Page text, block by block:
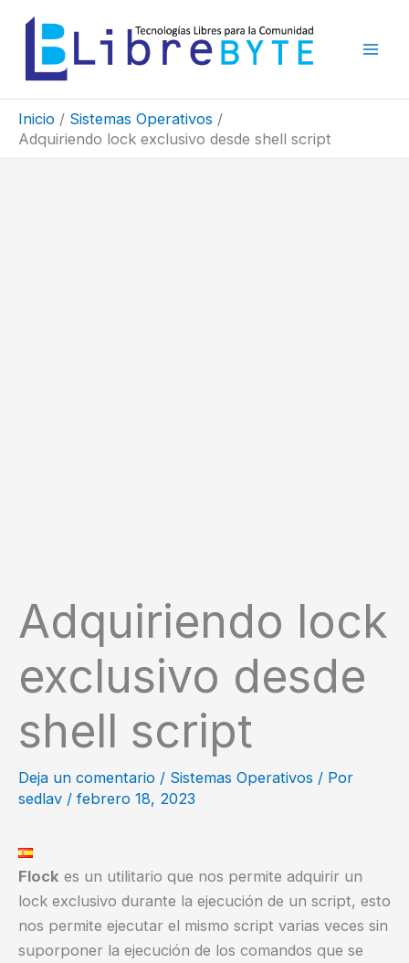
contenido
Inicio
Sistemas Operativos
Adquiriendo lock exclusivo desde shell script
Adquiriendo lock
exclusivo desde
shell script
Deja un comentario / Sistemas Operativos / Por
sedlav / febrero 18, 2023
Flock es un utilitario que nos permite adquirir un
lock exclusivo durante la ejecución de un script, esto
nos permite ejecutar el mismo script varias veces sin
suporponer la ejecución de los comandos que se